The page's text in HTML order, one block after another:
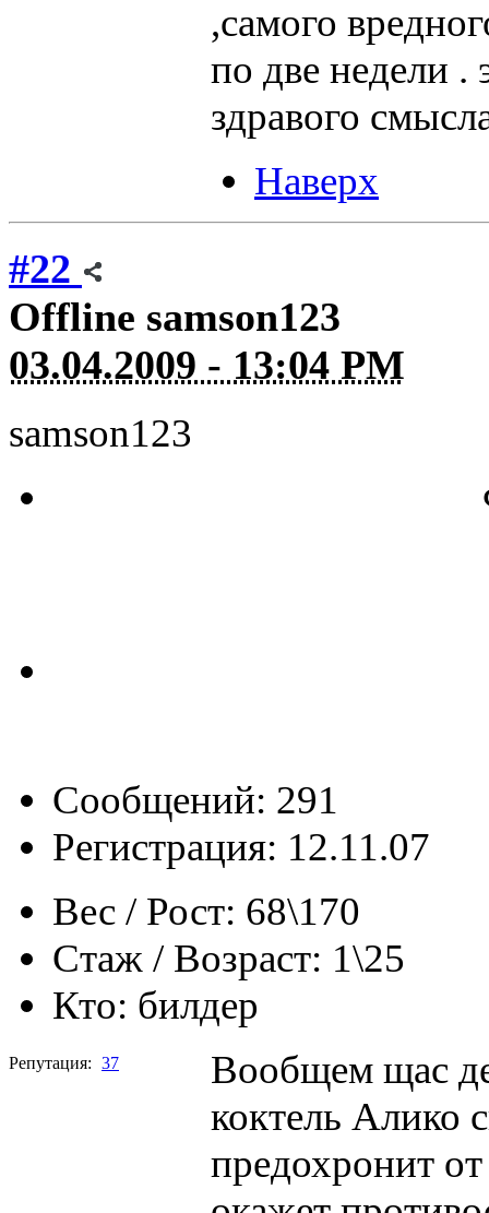
,самого
по две недели .
здравого
Наверх
#22
Offline samson123
03.04.2009 - 13:04 PM
samson123
Сообщений: 291
Регистрация: 12.11.07
Вес / Рост: 68\170
Стаж / Возраст: 1\25
Кто: билдер
Репутация: 37
Вообщем щас
коктель Алико
предохронит